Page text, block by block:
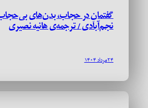
گفتمانِ در حجاب، بدن‌های
نجم‌آبادی / ترجمه‌ی هانیه نصیری
۲۴ مرداد ۱۴۰۴